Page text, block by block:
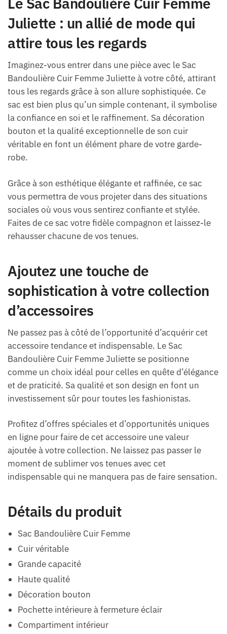
Juliette : un allié de mode qui
attire tous les regards
Imaginez-vous entrer dans une pièce avec le Sac
Bandoulière Cuir Femme Juliette à votre côté, attirant
tous les regards grâce à son allure sophistiquée. Ce
sac est bien plus qu’un simple contenant, il symbolise
la confiance en soi et le raffinement. Sa décoration
bouton et la qualité exceptionnelle de son cuir
véritable en font un élément phare de votre garde-
robe.
Grâce à son esthétique élégante et raffinée, ce sac
vous permettra de vous projeter dans des situations
sociales où vous vous sentirez confiante et stylée.
Faites de ce sac votre fidèle compagnon et laissez-le
rehausser chacune de vos tenues.
Ajoutez une touche de
sophistication à votre collection
d’accessoires
Ne passez pas à côté de l’opportunité d’acquérir cet
accessoire tendance et indispensable. Le Sac
Bandoulière Cuir Femme Juliette se positionne
comme un choix idéal pour celles en quête d’élégance
et de praticité. Sa qualité et son design en font un
investissement sûr pour toutes les fashionistas.
Profitez d’offres spéciales et d’opportunités uniques
en ligne pour faire de cet accessoire une valeur
ajoutée à votre collection. Ne laissez pas passer le
moment de sublimer vos tenues avec cet
indispensable qui ne manquera pas de faire sensation.
Détails du produit
Sac Bandoulière Cuir Femme
Cuir véritable
Grande capacité
Haute qualité
Décoration bouton
Pochette intérieure à fermeture éclair
Compartiment intérieur